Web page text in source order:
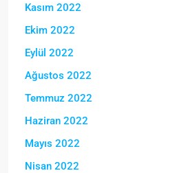
Kasım 2022
Ekim 2022
Eylül 2022
Ağustos 2022
Temmuz 2022
Haziran 2022
Mayıs 2022
Nisan 2022